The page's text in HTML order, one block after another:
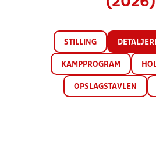
STILLING
KAMPPROGRAM
OPSLAGSTAVLEN